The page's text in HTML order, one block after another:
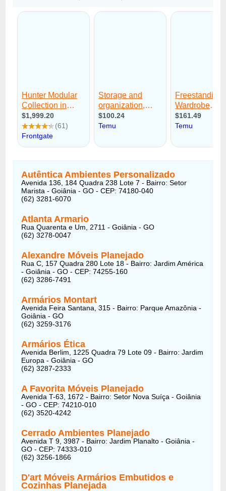
Autêntica Ambientes Personalizado
Avenida 136, 184 Quadra 238 Lote 7 - Bairro: Setor
Marista - Goiânia - GO - CEP: 74180-040
(62) 3281-6070
Atlanta Armario
Rua Quarenta e Um, 2711 - Goiânia - GO
(62) 3278-0047
Alexandre Móveis Planejado
Rua C, 157 Quadra 280 Lote 18 - Bairro: Jardim América
- Goiânia - GO - CEP: 74255-160
(62) 3286-7491
Armários Montart
Avenida Feira Santana, 315 - Bairro: Parque Amazônia -
Goiânia - GO
(62) 3259-3176
Armários Ética
Avenida Berlim, 1225 Quadra 79 Lote 09 - Bairro: Jardim
Europa - Goiânia - GO
(62) 3287-2333
A Favorita Móveis Planejado
Avenida T-63, 1672 - Bairro: Setor Nova Suíça - Goiânia
- GO - CEP: 74210-010
(62) 3520-4242
Cerrado Ambientes Planejado
Avenida T 9, 3987 - Bairro: Jardim Planalto - Goiânia -
GO - CEP: 74333-010
(62) 3256-1866
D'art Móveis Armários Embutidos e
Cozinhas Planejada